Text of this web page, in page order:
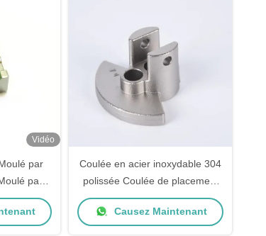
Vidéo
par
par
acier
Coulée en acier inoxydable 304
polissée Coulée de placement
non standard Ss304
Causez Maintenant